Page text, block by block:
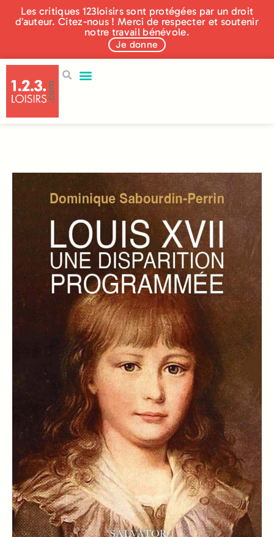
Les critiques 123loisirs sont protégées par un droit
d’auteur. Citez-nous ! Merci de respecter et soutenir
notre travail bénévole.
Je donne